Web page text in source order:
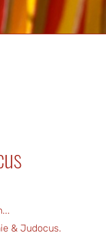
& Judocus.